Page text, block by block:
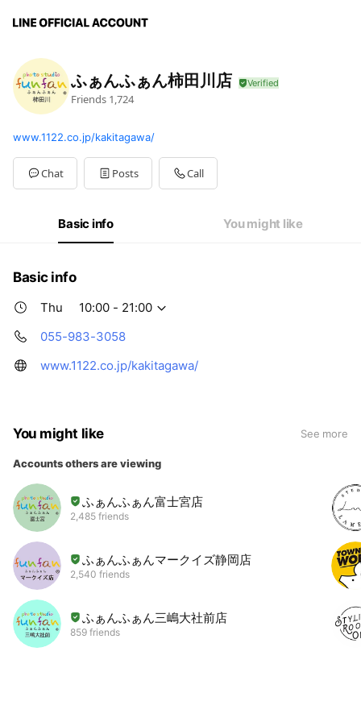
ふぁんふぁん柿田川店
Friends 1,724
www.1122.co.jp/kakitagawa/
Chat Posts Call
Basic info You might like
Basic info
Thu
10:00 - 21:00
055-983-3058
www.1122.co.jp/kakitagawa/
You might like See more
Accounts others are viewing
ふぁんふぁん富士宮店
2,485 friends
ふぁんふぁんマークイズ静岡店
2,540 friends
ふぁんふぁん三嶋大社前店
859 friends